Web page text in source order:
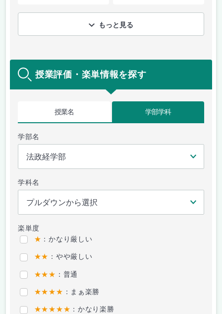
もっと見る
授業評価・楽単情報を探す
授業名 学部学科
学部名
学科名
楽単度
★ ：かなり厳しい
★★ ：やや厳しい
★★★ ：普通
★★★★ ：まぁ楽勝
★★★★★ ：かなり楽勝